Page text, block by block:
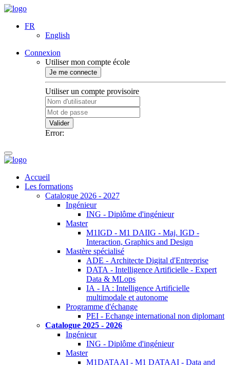
FR
English
Connexion
Utiliser mon compte école
Je me connecte
Utiliser un compte provisoire
Valider
Error:
Accueil
Les formations
Catalogue 2026 - 2027
Ingénieur
ING - Diplôme d'ingénieur
Master
M1IGD - M1 DAIIG - Maj. IGD -
Interaction, Graphics and Design
Mastère spécialisé
ADE - Architecte Digital d'Entreprise
DATA - Intelligence Artificielle - Expert
Data & MLops
IA - IA : Intelligence Artificielle
multimodale et autonome
Programme d'échange
PEI - Echange international non diplomant
Catalogue 2025 - 2026
Ingénieur
ING - Diplôme d'ingénieur
Master
M1DATAAI - M1 DATAAI - Data and